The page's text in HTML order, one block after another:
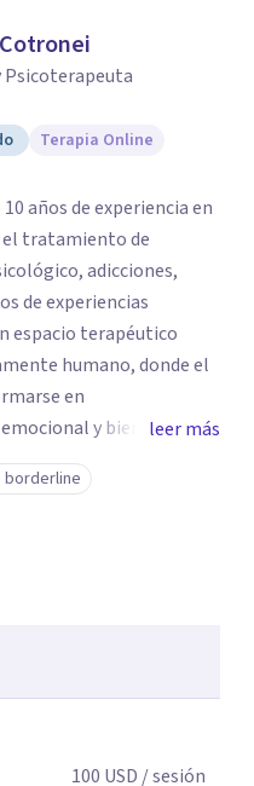
Psicoterapeuta
Terapia Online
años de experiencia en
el tratamiento de
adicciones,
de experiencias
espacio terapéutico
humano, donde el
en
y bienestar.
que combina
de trauma, psicología
(MBT),
integrando
Junguiana. Mi
con el inconsciente,
es único y
leer más
borderline
100 USD / sesión